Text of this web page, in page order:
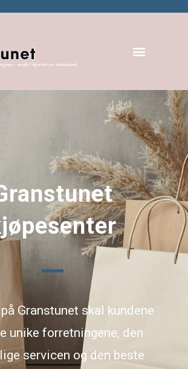
Granstunet skal kundene
unike forretningene, den
servicen og den beste